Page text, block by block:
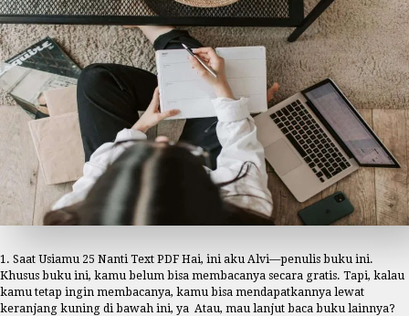
1. Saat Usiamu 25 Nanti Text PDF Hai, ini aku Alvi—penulis buku ini.
Khusus buku ini, kamu belum bisa membacanya secara gratis. Tapi, kalau
kamu tetap ingin membacanya, kamu bisa mendapatkannya lewat
keranjang kuning di bawah ini, ya Atau, mau lanjut baca buku lainnya?